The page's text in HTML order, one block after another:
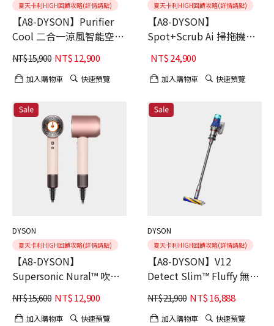
夏天卡利HIGH回饋攻略(詳情請點)
【A8-DYSON】Purifier
Cool 二合一涼風智能空氣
清淨機TP11
NT$15,900 NT$12,900
加入購物車 快速預覽
夏天卡利HIGH回饋攻略(詳情請點)
【A8-DYSON】
Spot+Scrub Ai 掃拖機器
NT$24,900
加入購物車 快速預覽
DYSON
夏天卡利HIGH回饋攻略(詳情請點)
【A8-DYSON】
Supersonic Nural™ 吹風
機 HD16
NT$15,600 NT$12,900
加入購物車 快速預覽
DYSON
夏天卡利HIGH回饋攻略(詳情請點)
【A8-DYSON】V12
Detect Slim™ Fluffy 無線
吸塵器
NT$21,900 NT$16,888
加入購物車 快速預覽